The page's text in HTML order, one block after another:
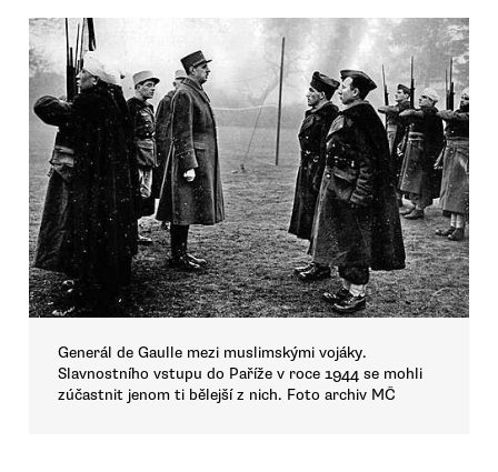
Generál de Gaulle mezi muslimskými vojáky.
Slavnostního vstupu do Paříže v roce 1944 se mohli
zúčastnit jenom ti bělejší z nich. Foto archiv MČ